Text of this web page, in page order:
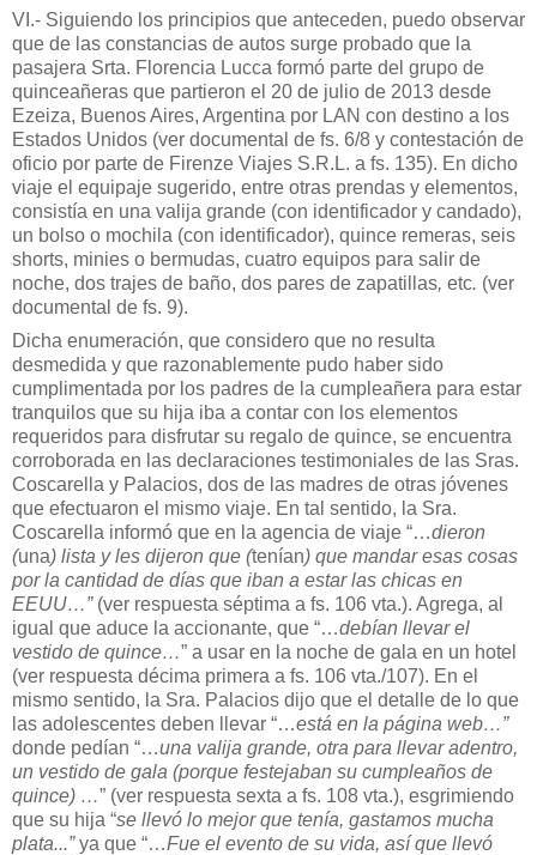
VI.- Siguiendo los principios que anteceden, puedo observar
que de las constancias de autos surge probado que la
pasajera Srta. Florencia Lucca formó parte del grupo de
quinceañeras que partieron el 20 de julio de 2013 desde
Ezeiza, Buenos Aires, Argentina por LAN con destino a los
Estados Unidos (ver documental de fs. 6/8 y contestación de
oficio por parte de Firenze Viajes S.R.L. a fs. 135). En dicho
viaje el equipaje sugerido, entre otras prendas y elementos,
consistía en una valija grande (con identificador y candado),
un bolso o mochila (con identificador), quince remeras, seis
shorts, minies o bermudas, cuatro equipos para salir de
noche, dos trajes de baño, dos pares de zapatillas, etc. (ver
documental de fs. 9).
Dicha enumeración, que considero que no resulta
desmedida y que razonablemente pudo haber sido
cumplimentada por los padres de la cumpleañera para estar
tranquilos que su hija iba a contar con los elementos
requeridos para disfrutar su regalo de quince, se encuentra
corroborada en las declaraciones testimoniales de las Sras.
Coscarella y Palacios, dos de las madres de otras jóvenes
que efectuaron el mismo viaje. En tal sentido, la Sra.
Coscarella informó que en la agencia de viaje “…dieron
(una) lista y les dijeron que (tenían) que mandar esas cosas
por la cantidad de días que iban a estar las chicas en
EEUU…” (ver respuesta séptima a fs. 106 vta.). Agrega, al
igual que aduce la accionante, que “…debían llevar el
vestido de quince…” a usar en la noche de gala en un hotel
(ver respuesta décima primera a fs. 106 vta./107). En el
mismo sentido, la Sra. Palacios dijo que el detalle de lo que
las adolescentes deben llevar “…está en la página web…”
donde pedían “…una valija grande, otra para llevar adentro,
un vestido de gala (porque festejaban su cumpleaños de
quince) …” (ver respuesta sexta a fs. 108 vta.), esgrimiendo
que su hija “se llevó lo mejor que tenía, gastamos mucha
plata...”ya que “…Fue el evento de su vida, así que llevó